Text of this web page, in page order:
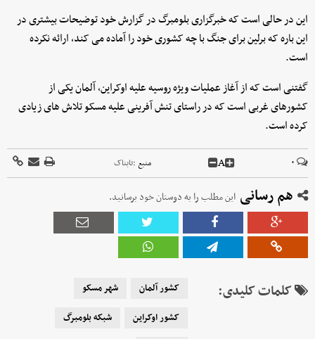
این در حالی است که خبرگزاری بلومبرگ در گزارش خود توضیحات بیشتری در
این باره که برلین برای جنگ با چه کشوری خود را آماده می کند، ارائه نکرده
است.
گفتنی است که از آغاز عملیات ویژه روسیه علیه اوکراین، آلمان یکی از
کشورهای غربی است که در راستای تنش آفرینی علیه مسکو تلاش های زیادی
کرده است.
۰ A منبع :تابناک
هم رسانی این مطلب را به دوستان خود برسانید.
کلمات کلیدی: کشور آلمان
شهر مسکو
کشور اوکراین
شبکه بلومبرگ